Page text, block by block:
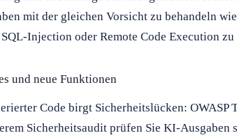
mit der gleichen Vorsicht zu behandeln
Injection oder Remote Code Execution
und neue Funktionen
Code birgt Sicherheitslücken:
Sicherheitsaudit prüfen Sie KI-Ausgaben